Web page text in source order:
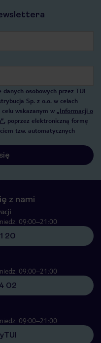
osobowych przez TUI
Sp. z o.o. w celach
wskazanym w „Informacji o
, poprzez elektroniczną formę
tzw. automatycznych
z nami
09:00–21:00
20
09:00–21:00
02
09:00–21:00